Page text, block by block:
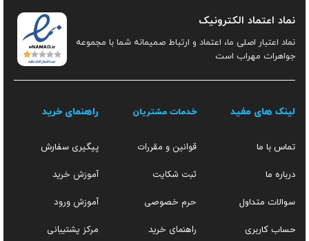
نماد اعتماد الکترونیک
نماد اعتبار اصلی ما، اعتماد و ارتباط صمیمانه شما با مجموعه
جواهرات مهراب است
لینک های مفید
تماس با ما
درباره ما
سوالات متداول
حساب کاربری
خدمات مشتریان
قوانین و مقررات
ثبت شکایت
حرم خصوصی
راهنمای خرید
راهنمای خرید
پیگیری سفارش
آموزش خرید
آموزش ورود
مرکز پشتیبانی